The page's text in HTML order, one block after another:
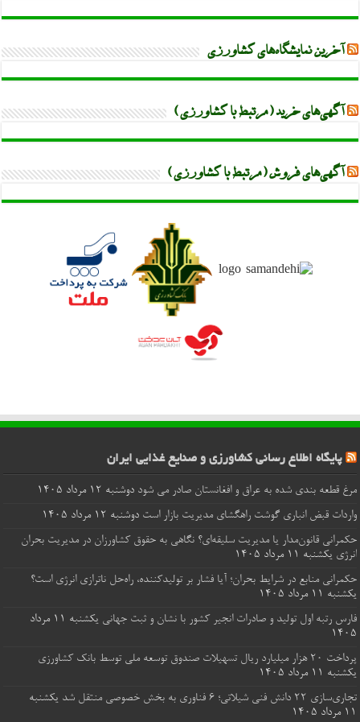
آخرین نمایشگاه‌های کشاورزی
آگهی‌های خرید (مرتبط با کشاورزی)
آگهی‌های فروش (مرتبط با کشاورزی)
پایگاه اطلاع رسانی کشاورزی و صنایع غذایی ایران
مرغ قطعه‌ بندی شده به عراق و افغانستان صادر می شود دوشنبه ۱۲ مرداد ۱۴۰۵
واردات قبض‌ انباری گوشت راهگشای مدیریت بازار است دوشنبه ۱۲ مرداد ۱۴۰۵
حکمرانی قانون‌مدار یا مدیریت سلیقه‌ای؟ نگاهی به حقوق کشاورزان در مدیریت بحران
انرژی یکشنبه ۱۱ مرداد ۱۴۰۵
حکمرانی منابع در شرایط بحران؛ آیا فشار بر تولیدکننده، راه‌حل ناترازی انرژی است؟
یکشنبه ۱۱ مرداد ۱۴۰۵
فارس رتبه اول تولید و صادرات انجیر کشور با نشان و ثبت جهانی
یکشنبه ۱۱ مرداد
۱۴۰۵
پرداخت ۲۰ هزار میلیارد ریال تسهیلات صندوق توسعه ملی توسط بانک کشاورزی
یکشنبه ۱۱ مرداد ۱۴۰۵
تجاری‌سازی ۲۲ دانش فنی شیلاتی؛ ۶ فناوری به بخش خصوصی منتقل شد
یکشنبه
۱۱ مرداد ۱۴۰۵